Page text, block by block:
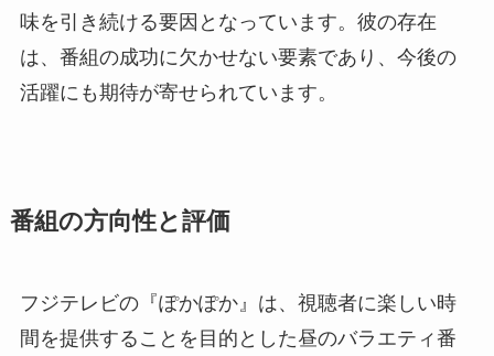
味を引き続ける要因となっています。彼の存在
は、番組の成功に欠かせない要素であり、今後の
活躍にも期待が寄せられています。
番組の方向性と評価
フジテレビの『ぽかぽか』は、視聴者に楽しい時
間を提供することを目的とした昼のバラエティ番